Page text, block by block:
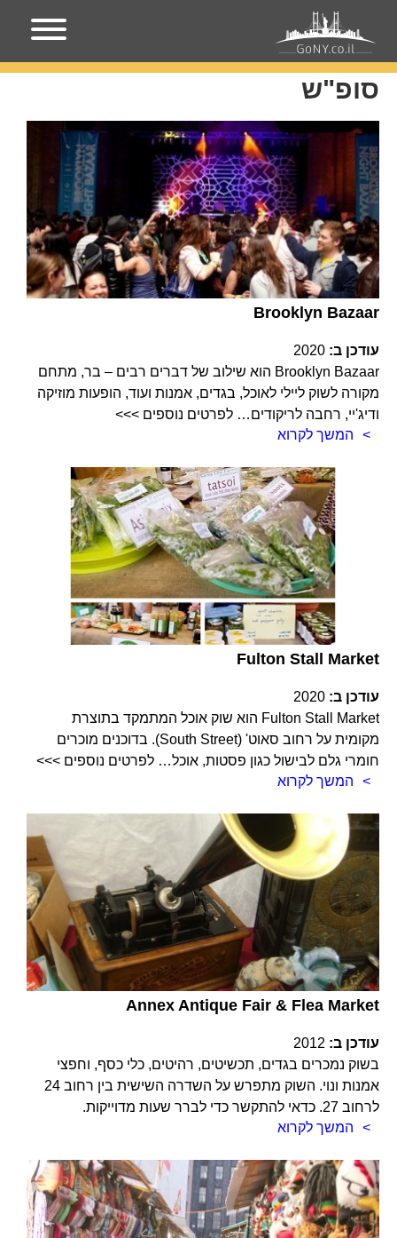
עמוד הבית סופ"ש
סופ"ש
Brooklyn Bazaar
עודכן ב: 2020
Brooklyn Bazaar הוא שילוב של דברים רבים – בר, מתחם
מקורה לשוק ליילי לאוכל, בגדים, אמנות ועוד, הופעות מוזיקה
ודיג'יי, רחבה לריקודים… לפרטים נוספים >>>
המשך לקרוא
Fulton Stall Market
עודכן ב: 2020
Fulton Stall Market הוא שוק אוכל המתמקד בתוצרת
מקומית על רחוב סאוט' (South Street). בדוכנים מוכרים
חומרי גלם לבישול כגון פסטות, אוכל… לפרטים נוספים >>>
המשך לקרוא
Annex Antique Fair & Flea Market
עודכן ב: 2012
בשוק נמכרים בגדים, תכשיטים, רהיטים, כלי כסף, וחפצי
אמנות ונוי. השוק מתפרש על השדרה השישית בין רחוב 24
לרחוב 27. כדאי להתקשר כדי לברר שעות מדוייקות.
המשך לקרוא